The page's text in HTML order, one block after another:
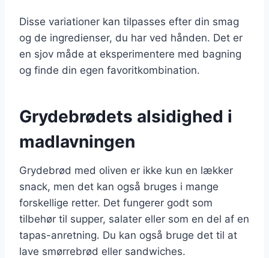
Disse variationer kan tilpasses efter din smag
og de ingredienser, du har ved hånden. Det er
en sjov måde at eksperimentere med bagning
og finde din egen favoritkombination.
Grydebrødets alsidighed i
madlavningen
Grydebrød med oliven er ikke kun en lækker
snack, men det kan også bruges i mange
forskellige retter. Det fungerer godt som
tilbehør til supper, salater eller som en del af en
tapas-anretning. Du kan også bruge det til at
lave smørrebrød eller sandwiches.